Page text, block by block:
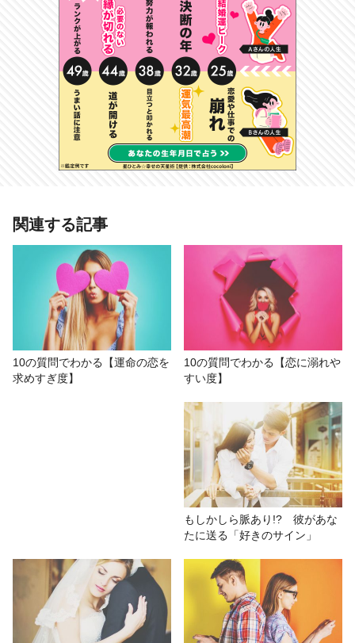
あわせて読みたい記事
10の質問でわかる【恋にガツガツし
ている度】手当たり次第アプローチ
していませんか!?
# 10の質問 # おもしろ # 紅たき # 診断テスト
# 結婚
関連する記事
10の質問でわかる【運命の恋を
求めすぎ度】
10の質問でわかる【恋に溺れや
すい度】
もしかしら脈あり!? 彼があな
たに送る「好きのサイン」